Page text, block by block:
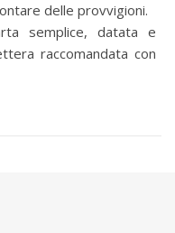
delle provvigioni.
semplice, datata e
raccomandata con